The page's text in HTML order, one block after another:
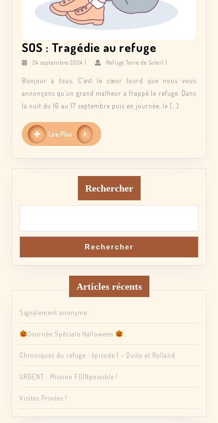
SOS : Tragédie au refuge
:
Tragédie
au
refuge
24 septembre 2024 24
2024
Refuge Terre de Soleil
Refuge
de
Bonjour à tous, C’est le cœur lourd que nous vous
annonçons qu’un grand malheur a frappé le refuge. Dans
la nuit du 16 au 17 septembre puis en journée, le [...]
Lire Plus
Lire
Plus
Rechercher
Rechercher
Articles récents
Signalement anonyme
Journée Spéciale Halloween
Chroniques du refuge : épisode 1 – Quito et Rolland
URGENT : Mission FOINpossible !
Visites Privées !